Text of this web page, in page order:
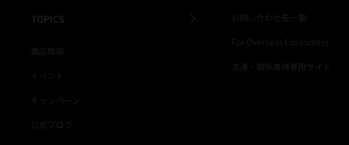
TOPICS
商品情報
イベント
キャンペーン
公式ブログ
お問い合わせ先一覧
For Overseas Customers
流通・関係者様専用サイト